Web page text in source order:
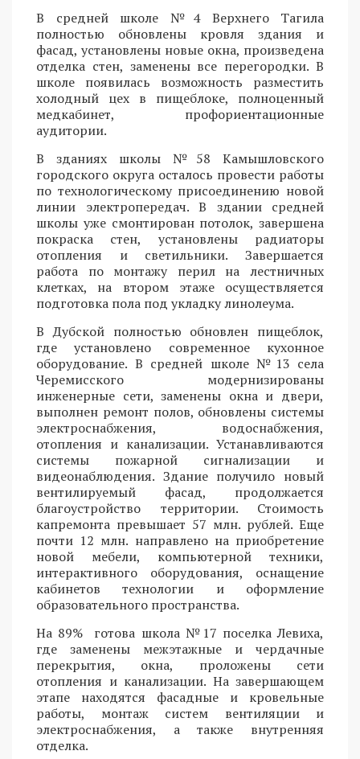
В средней школе №4 Верхнего Тагила
полностью обновлены кровля здания и
фасад, установлены новые окна, произведена
отделка стен, заменены все перегородки. В
школе появилась возможность разместить
холодный цех в пищеблоке, полноценный
медкабинет, профориентационные
аудитории.
В зданиях школы №58 Камышловского
городского округа осталось провести работы
по технологическому присоединению новой
линии электропередач. В здании средней
школы уже смонтирован потолок, завершена
покраска стен, установлены радиаторы
отопления и светильники. Завершается
работа по монтажу перил на лестничных
клетках, на втором этаже осуществляется
подготовка пола под укладку линолеума.
В Дубской полностью обновлен пищеблок,
где установлено современное кухонное
оборудование. В средней школе №13 села
Черемисского модернизированы
инженерные сети, заменены окна и двери,
выполнен ремонт полов, обновлены системы
электроснабжения, водоснабжения,
отопления и канализации. Устанавливаются
системы пожарной сигнализации и
видеонаблюдения. Здание получило новый
вентилируемый фасад, продолжается
благоустройство территории. Стоимость
капремонта превышает 57 млн. рублей. Еще
почти 12 млн. направлено на приобретение
новой мебели, компьютерной техники,
интерактивного оборудования, оснащение
кабинетов технологии и оформление
образовательного пространства.
На 89% готова школа №17 поселка Левиха,
где заменены межэтажные и чердачные
перекрытия, окна, проложены сети
отопления и канализации. На завершающем
этапе находятся фасадные и кровельные
работы, монтаж систем вентиляции и
электроснабжения, а также внутренняя
отделка.